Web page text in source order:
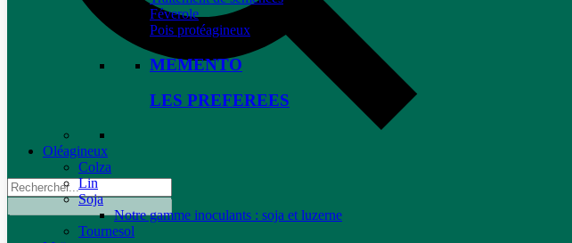
Féverole
Pois protéagineux
MEMENTO
LES PREFEREES
Oléagineux
Colza
Lin
Soja
Notre gamme inoculants : soja et luzerne
Tournesol